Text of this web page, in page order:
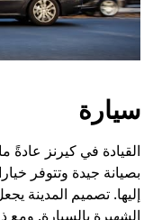
سيارة
القيادة في كيرنز
بصيانة جيدة وتتوفر
إليها. تصميم المدينة
الشهيرة بالسيارة. ومع